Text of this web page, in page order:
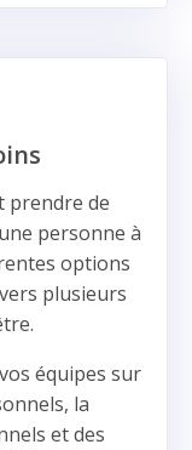
prendre de
personne à
options
plusieurs
équipes sur
la
et des